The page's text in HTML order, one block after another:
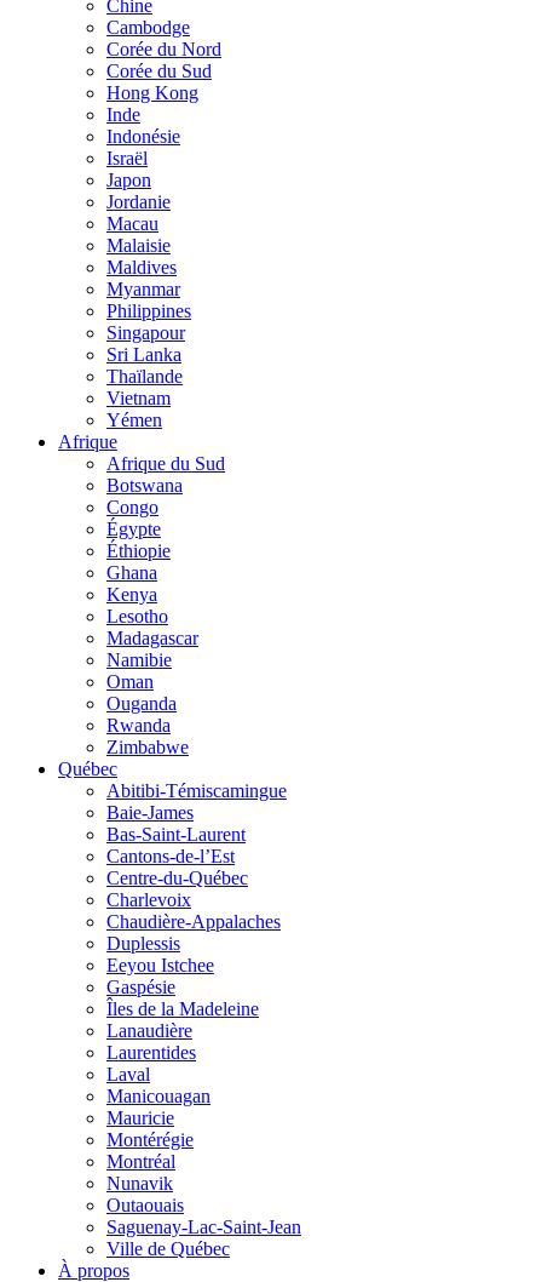
Chine
Cambodge
Corée du Nord
Corée du Sud
Hong Kong
Inde
Indonésie
Israël
Japon
Jordanie
Macau
Malaisie
Maldives
Myanmar
Philippines
Singapour
Sri Lanka
Thaïlande
Vietnam
Yémen
Afrique
Afrique du Sud
Botswana
Congo
Égypte
Éthiopie
Ghana
Kenya
Lesotho
Madagascar
Namibie
Oman
Ouganda
Rwanda
Zimbabwe
Québec
Abitibi-Témiscamingue
Baie-James
Bas-Saint-Laurent
Cantons-de-l’Est
Centre-du-Québec
Charlevoix
Chaudière-Appalaches
Duplessis
Eeyou Istchee
Gaspésie
Îles de la Madeleine
Lanaudière
Laurentides
Laval
Manicouagan
Mauricie
Montérégie
Montréal
Nunavik
Outaouais
Saguenay-Lac-Saint-Jean
Ville de Québec
À propos